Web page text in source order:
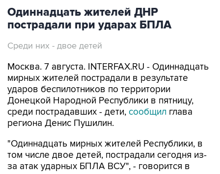
пострадали при ударах БПЛА
Среди них - двое детей
Москва. 7 августа. INTERFAX.RU - Одиннадцать
ударов беспилотников по территории
Донецкой Народной Республики в пятницу,
среди пострадавших - дети,сообщилглава
региона Денис Пушилин.
"Одиннадцать мирных жителей Республики, в
за атак ударных БПЛА ВСУ", - говорится в
сообщении Пушилина, распространенном в
пятницу его пресс-службой.